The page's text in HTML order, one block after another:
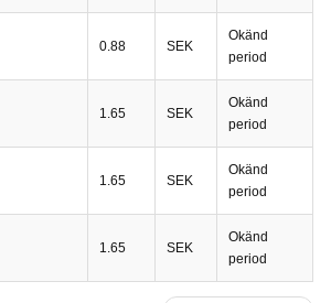
0.88 SEK
Okänd
period
1.65 SEK
Okänd
period
1.65 SEK
Okänd
period
1.65 SEK
Okänd
period